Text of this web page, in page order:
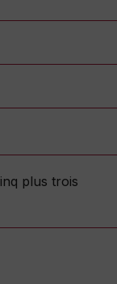
plus trois